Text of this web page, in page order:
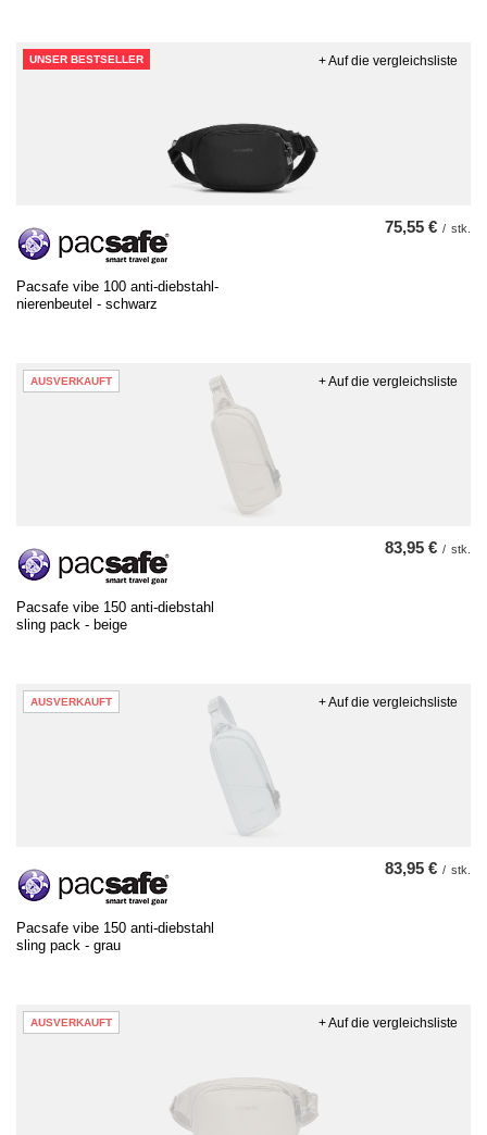
UNSER BESTSELLER
Pacsafe vibe 100 anti-diebstahl-
nierenbeutel - schwarz
75,55 € / stk.
+ Auf die vergleichsliste
AUSVERKAUFT
Pacsafe vibe 150 anti-diebstahl
sling pack - beige
83,95 € / stk.
+ Auf die vergleichsliste
AUSVERKAUFT
Pacsafe vibe 150 anti-diebstahl
sling pack - grau
83,95 € / stk.
+ Auf die vergleichsliste
AUSVERKAUFT + Auf die vergleichsliste